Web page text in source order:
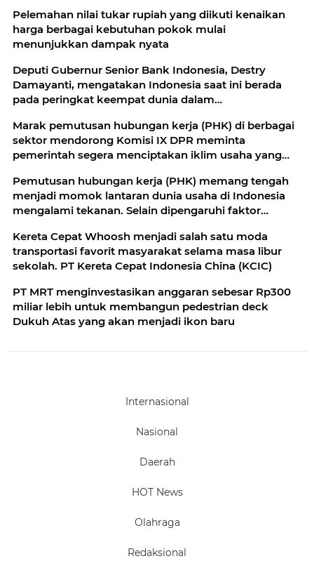
Pelemahan nilai tukar rupiah yang diikuti kenaikan
harga berbagai kebutuhan pokok mulai
menunjukkan dampak nyata
Deputi Gubernur Senior Bank Indonesia, Destry
Damayanti, mengatakan Indonesia saat ini berada
pada peringkat keempat dunia dalam
Marak pemutusan hubungan kerja (PHK) di berbagai
sektor mendorong Komisi IX DPR meminta
pemerintah segera menciptakan iklim usaha yang
Pemutusan hubungan kerja (PHK) memang tengah
menjadi momok lantaran dunia usaha di Indonesia
mengalami tekanan. Selain dipengaruhi faktor
Kereta Cepat Whoosh menjadi salah satu moda
transportasi favorit masyarakat selama masa libur
sekolah. PT Kereta Cepat Indonesia China (KCIC)
PT MRT menginvestasikan anggaran sebesar Rp300
miliar lebih untuk membangun pedestrian deck
Dukuh Atas yang akan menjadi ikon baru
Internasional
Nasional
Daerah
HOT News
Olahraga
Redaksional